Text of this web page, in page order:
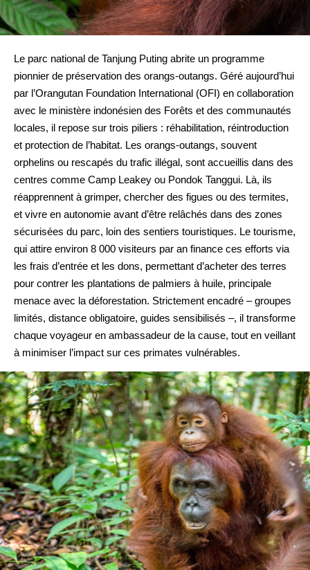
Le parc national de Tanjung Puting abrite un programme
pionnier de préservation des orangs-outangs. Géré aujourd’hui
par l’Orangutan Foundation International (OFI) en collaboration
avec le ministère indonésien des Forêts et des communautés
locales, il repose sur trois piliers : réhabilitation, réintroduction
et protection de l’habitat. Les orangs-outangs, souvent
orphelins ou rescapés du trafic illégal, sont accueillis dans des
centres comme Camp Leakey ou Pondok Tanggui. Là, ils
réapprennent à grimper, chercher des figues ou des termites,
et vivre en autonomie avant d’être relâchés dans des zones
sécurisées du parc, loin des sentiers touristiques. Le tourisme,
qui attire environ 8 000 visiteurs par an finance ces efforts via
les frais d’entrée et les dons, permettant d’acheter des terres
pour contrer les plantations de palmiers à huile, principale
menace avec la déforestation. Strictement encadré – groupes
limités, distance obligatoire, guides sensibilisés –, il transforme
chaque voyageur en ambassadeur de la cause, tout en veillant
à minimiser l’impact sur ces primates vulnérables.